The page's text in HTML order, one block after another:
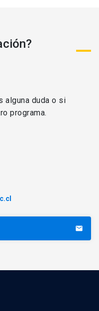
alguna duda o si
programa.
email